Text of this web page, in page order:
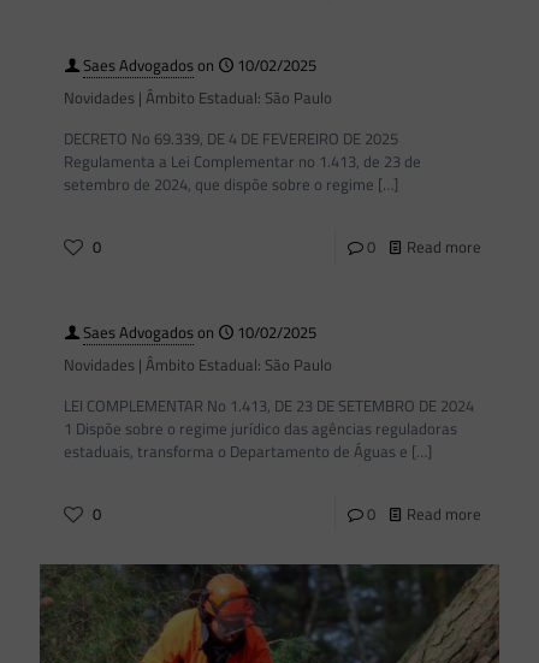
Saes Advogadoson
10/02/2025
Novidades | Âmbito Estadual: São Paulo
DECRETO No 69.339, DE 4 DE FEVEREIRO DE 2025
Regulamenta a Lei Complementar no 1.413, de 23 de
setembro de 2024, que dispõe sobre o regime […]
0 0 Read more
Saes Advogadoson
10/02/2025
Novidades | Âmbito Estadual: São Paulo
LEI COMPLEMENTAR No 1.413, DE 23 DE SETEMBRO DE 2024
1 Dispõe sobre o regime jurídico das agências reguladoras
estaduais, transforma o Departamento de Águas e […]
0 0 Read more